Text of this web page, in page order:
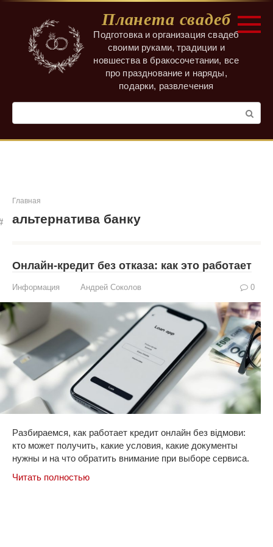
контенту
Планета свадеб
Подготовка и организация свадеб
своими руками, традиции и
новшества в бракосочетании, все
про празднование и наряды,
подарки, развлечения
Главная
альтернатива банку
Онлайн-кредит без отказа: как это работает
Информация Андрей Соколов 0
Разбираемся, как работает кредит онлайн без відмови:
кто может получить, какие условия, какие документы
нужны и на что обратить внимание при выборе сервиса.
Читать полностью